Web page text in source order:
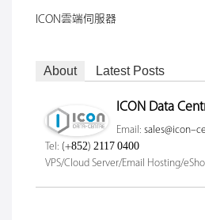
ICON雲端伺服器
About Latest Posts
ICON Data
Email: sales@icon-
Tel: (+852) 2117 0400
VPS/Cloud Server/Email Hosting/